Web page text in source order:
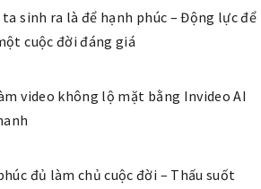
ta sinh ra là để hạnh phúc – Động lực để
cuộc đời đáng giá
video không lộ mặt bằng Invideo AI
đủ làm chủ cuộc đời – Thấu suốt